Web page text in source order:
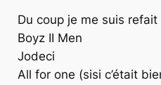
Du coup je me suis
Boyz II Men
Jodeci
All for one (sisi c’était